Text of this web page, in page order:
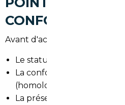
CONFORMITÉ,
Avant d'acheter, vérifiez :
Le statut TVA du véhicule
La conformité aux normes
(homologation, émissions).
La présence et la validité